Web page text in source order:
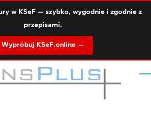
w KSeF — szybko, wygodnie i zgodnie z
przepisami.
Wypróbuj KSeF.online →